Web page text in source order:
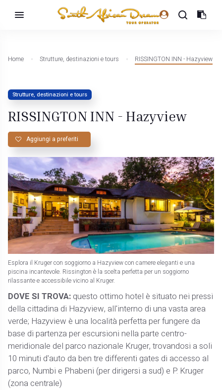
Home Strutture, destinazioni e tours RISSINGTON INN - Hazyview
Strutture, destinazioni e tours
RISSINGTON INN - Hazyview
Aggiungi a preferiti
Esplora il Kruger con soggiorno a Hazyview con camere eleganti e una
piscina incantevole. Rissington è la scelta perfetta per un soggiorno
rilassante e accessibile vicino al Kruger.
DOVE SI TROVA: questo ottimo hotel è situato nei pressi
della cittadina di Hazyview, all'interno di una vasta area
verde; Hazyview è una località perfetta per fungere da
base di partenza per escursioni nella parte centro-
meridionale del parco nazionale Kruger, trovandosi a soli
10 minuti d'auto da ben tre differenti gates di accesso al
parco, Numbi e Phabeni (per dirigersi a sud) e P. Kruger
(zona centrale)